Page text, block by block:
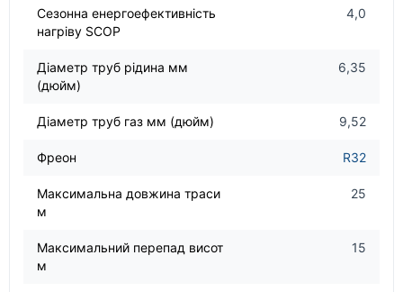
Сезонна енергоефективність
нагріву SCOP
4,0
Діаметр труб рідина мм
(дюйм)
6,35
Діаметр труб газ мм (дюйм) 9,52
Фреон R32
Максимальна довжина траси
м
25
Максимальний перепад висот
м
15